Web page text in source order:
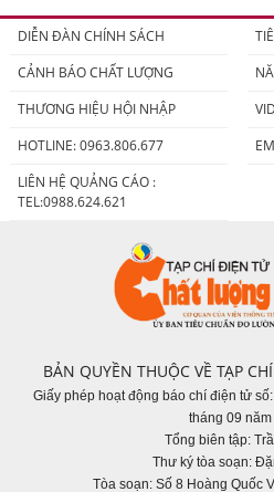
DIỄN ĐÀN CHÍNH SÁCH
CẢNH BÁO CHẤT LƯỢNG
THƯƠNG HIỆU HỘI NHẬP
HOTLINE: 0963.806.677
LIÊN HỆ QUẢNG CÁO :
TEL:0988.624.621
BẢN QUYỀN THUỘC VỀ TẠP
Giấy phép hoạt động báo chí điện tử
tháng 09
Tổng biên tập:
Thư ký tòa soạn:
Tòa soạn: Số 8 Hoàng Quốc